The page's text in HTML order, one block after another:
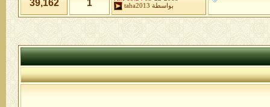
بواسطة taha2013
1
39,162